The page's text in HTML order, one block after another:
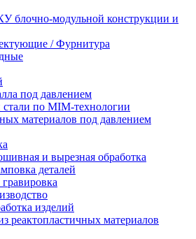
блочно-модульной конструкции и
/ Фурнитура
под давлением
по MIM-технологии
материалов под давлением
и вырезная обработка
деталей
изделий
реактопластичных материалов